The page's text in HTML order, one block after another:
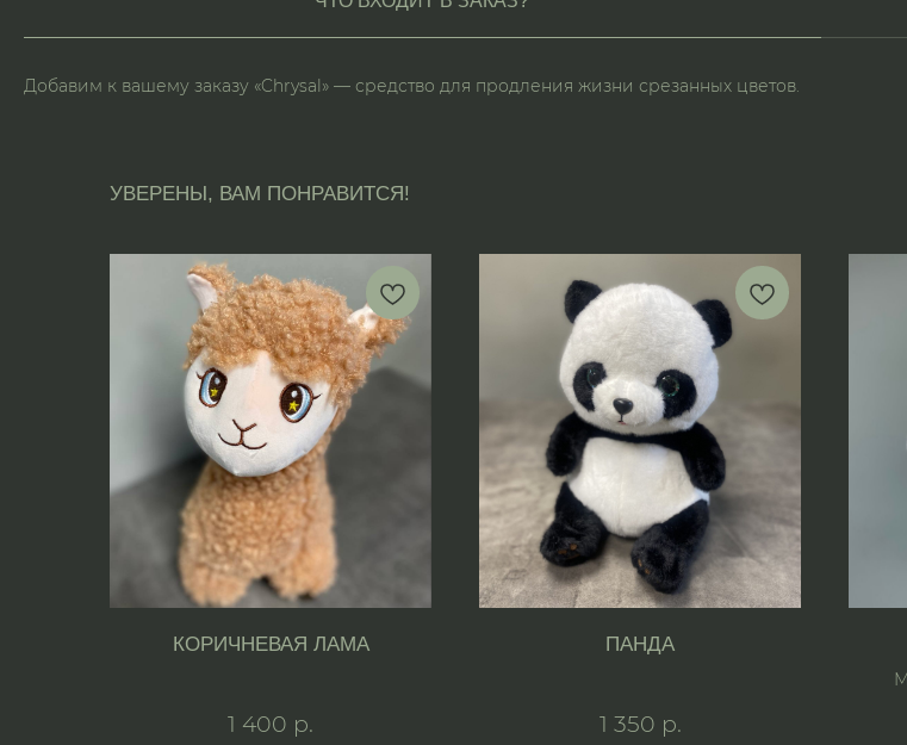
Добавим к вашему заказу «Chrysal» — средство для продления жизни срезанных цветов.
УВЕРЕНЫ, ВАМ ПОНРАВИТСЯ!
КОРИЧНЕВАЯ ЛАМА
1 400 р.
ПАНДА
1 350 р.